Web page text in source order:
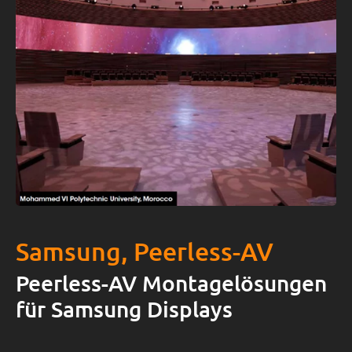
Samsung, Peerless-AV
Peerless-AV Montagelösungen
für Samsung Displays